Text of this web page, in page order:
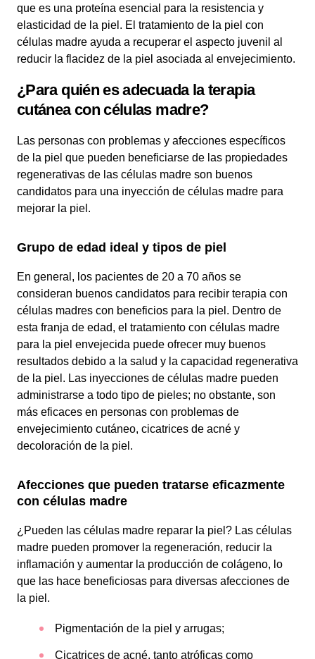
que es una proteína esencial para la resistencia y
elasticidad de la piel. El tratamiento de la piel con
células madre ayuda a recuperar el aspecto juvenil al
reducir la flacidez de la piel asociada al envejecimiento.
¿Para quién es adecuada la terapia
cutánea con células madre?
Las personas con problemas y afecciones específicos
de la piel que pueden beneficiarse de las propiedades
regenerativas de las células madre son buenos
candidatos para una inyección de células madre para
mejorar la piel.
Grupo de edad ideal y tipos de piel
En general, los pacientes de 20 a 70 años se
consideran buenos candidatos para recibir terapia con
células madres con beneficios para la piel. Dentro de
esta franja de edad, el tratamiento con células madre
para la piel envejecida puede ofrecer muy buenos
resultados debido a la salud y la capacidad regenerativa
de la piel. Las inyecciones de células madre pueden
administrarse a todo tipo de pieles; no obstante, son
más eficaces en personas con problemas de
envejecimiento cutáneo, cicatrices de acné y
decoloración de la piel.
Afecciones que pueden tratarse eficazmente
con células madre
¿Pueden las células madre reparar la piel? Las células
madre pueden promover la regeneración, reducir la
inflamación y aumentar la producción de colágeno, lo
que las hace beneficiosas para diversas afecciones de
la piel.
Pigmentación de la piel y arrugas;
Cicatrices de acné, tanto atróficas como